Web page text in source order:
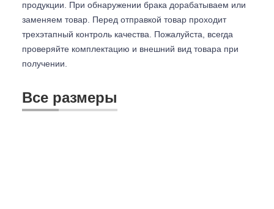
продукции. При обнаружении брака дорабатываем или
заменяем товар. Перед отправкой товар проходит
трехэтапный контроль качества. Пожалуйста, всегда
проверяйте комплектацию и внешний вид товара при
получении.
Все размеры